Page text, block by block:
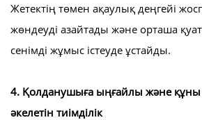
Жетектің төмен ақаулық деңгейі
жөндеуді азайтады және орташа
сенімді жұмыс істеуде ұстайды.
4. Қолданушыға ыңғайлы және құны
әкелетін тиімділік